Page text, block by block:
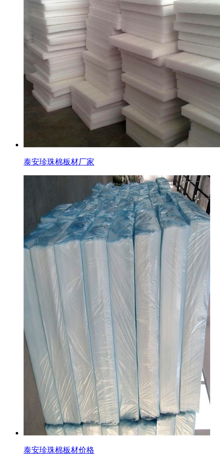
泰安珍珠棉板材厂家
泰安珍珠棉板材价格